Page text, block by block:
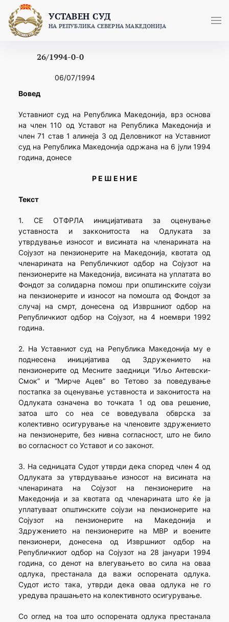
content
УСТАВЕН СУД
НА РЕПУБЛИКА СЕВЕРНА МАКЕДОНИЈА
26/1994-0-0
06/07/1994
Вовед
Уставниот суд на Република Македонија, врз основа
на член 110 од Уставот на Република Македонија и
член 71 став 1 алинеја 3 од Деловникот на Уставниот
суд на Република Македонија одржана на 6 јули 1994
година, донесе
Р Е Ш Е Н И Е
Текст
1. СЕ ОТФРЛА иницијативата за оценување
уставноста и закконитоста на Одлуката за
утврдување износот и висината на членарината на
Сојузот на пензионерите на Македонија, квотата од
членарината на Републичкиот одбор на Сојузот на
пензионерите на Македонија, висината на уплатата во
Фондот за солидарна помош при општинските сојузи
на пензионерите и износот на помошта од Фондот за
случај на смрт, донесена од Извршниот одбор на
Републичкиот одбор на Сојузот, на 4 ноември 1992
година.
2. На Уставниот суд на Република Македонија му е
поднесена иницијатива од Здружението на
пензионерите од Месните заедници “Иљо Антевски-
Смок” и “Мирче Ацев” во Тетово за поведување
постапка за оценување уставноста и законитоста на
Одлуката означена во точката 1 од ова решение,
затоа што со неа се воведувала обврска за
колективно осигурување на членовите здружението
на пензионерите, без нивна согласност, што не било
во согласност со Уставот и со законот.
3. На седницата Судот утврди дека според член 4 од
Одлуката за утврдуваање износот на висината на
членарината на Сојузот на пензионерите на
Македонија и за квотата од членарината што ќе ја
уплатуваат општинските сојузи на пензионерите на
Сојузот на пензионерите на Македонија и
Здружението на пензионерите на МВР и воените
пензионери, донесена од Извршниот одбор на
Републичкиот одбор на Сојузот на 28 јануари 1994
година, со денот на влегувањето во сила на оваа
одлука, престанала да важи оспорената одлука.
Судот исто така, утврди дека оваа одлука не го
уредува прашањето на колективното осигурување.
Со оглед на тоа што оспорената одлука престанала